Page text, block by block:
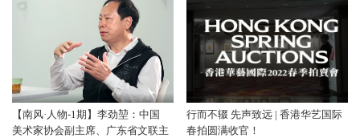
【南风·人物-1期】李劲堃：中国
美术家协会副主席、广东省文联主
行而不辍 先声致远 | 香港华艺国际
春拍圆满收官！